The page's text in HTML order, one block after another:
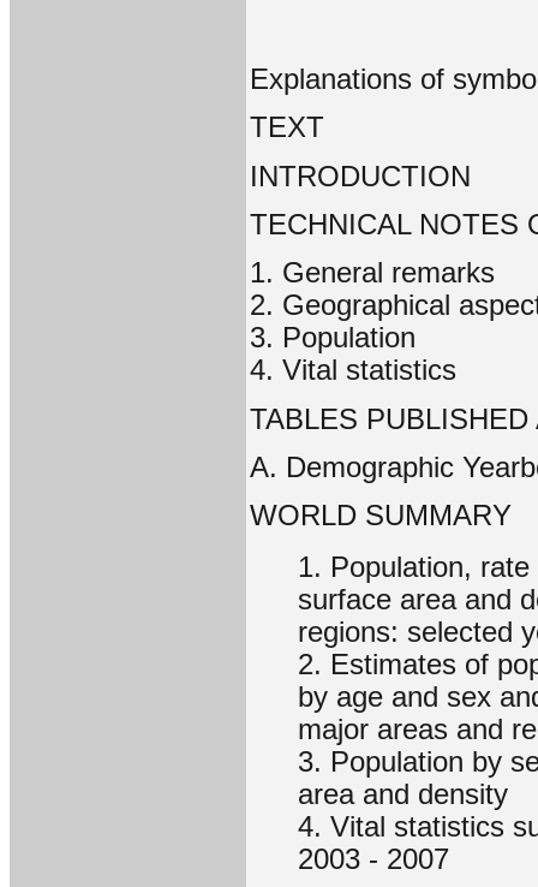
Explanations of
TEXT
INTRODUCTION
TECHNICAL NOTES
1. General remarks
2. Geographical
3. Population
4. Vital statistics
TABLES PUBLISHED
A. Demographic
WORLD SUMMARY
1. Population,
surface area and
regions: selected
2. Estimates of
by age and sex
major areas and
3. Population by
area and density
4. Vital statistics
2003 - 2007